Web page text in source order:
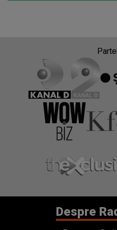
Despre